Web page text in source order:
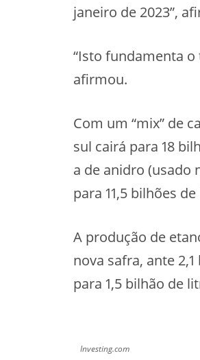
janeiro de 2023”,
“Isto fundamenta
afirmou.
Com um “mix” de
sul cairá para 18
a de anidro (usado
para 11,5 bilhões
A produção de
nova safra, ante
para 1,5 bilhão de
Investing.com